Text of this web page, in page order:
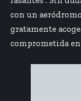
con un
gratamente
comprometida